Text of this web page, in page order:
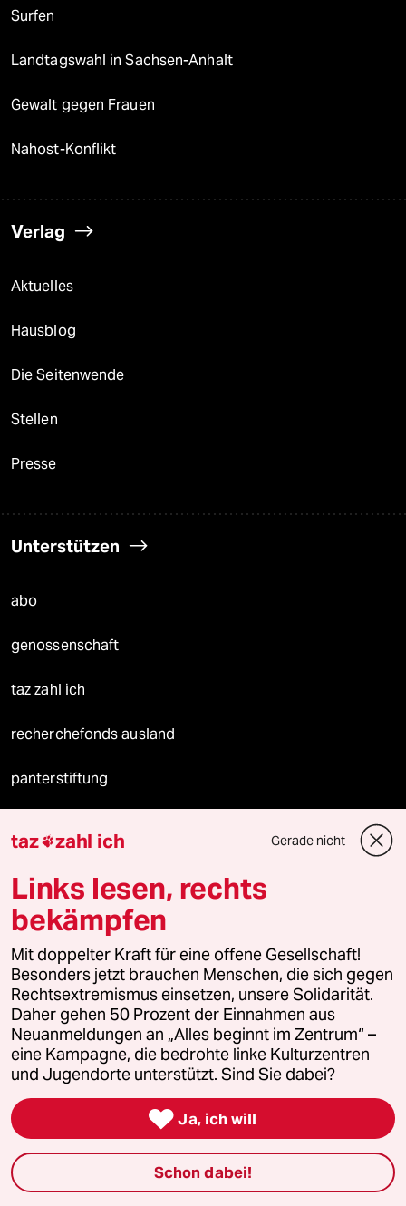
Surfen
Landtagswahl in Sachsen-Anhalt
Gewalt gegen Frauen
Nahost-Konflikt
Verlag
Aktuelles
Hausblog
Die Seitenwende
Stellen
Presse
Unterstützen
abo
genossenschaft
taz zahl ich
recherchefonds ausland
panterstiftung
Podcast
bundestalk
fernverbindung
klima update°
Freie Rede
reingehen
taz zahl ich Gerade nicht
Links lesen, rechts
bekämpfen
Mit doppelter Kraft für eine offene Gesellschaft!
Besonders jetzt brauchen Menschen, die sich gegen
Rechtsextremismus einsetzen, unsere Solidarität.
Daher gehen 50 Prozent der Einnahmen aus
Neuanmeldungen an „Alles beginnt im Zentrum“ –
eine Kampagne, die bedrohte linke Kulturzentren
und Jugendorte unterstützt. Sind Sie dabei?
 Ja, ich will
Schon dabei!